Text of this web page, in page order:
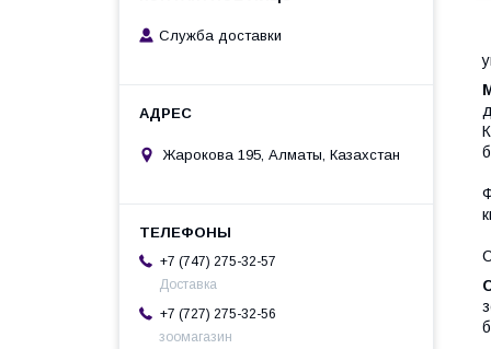
Служба доставки
Жарокова 195, Алматы, Казахстан
+7 (747) 275-32-57
Доставка
+7 (727) 275-32-56
зоомагазин